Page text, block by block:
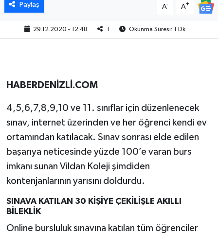
Paylaş A- A+
29.12.2020 - 12:48 Okunma Süresi: 1 Dk
HABERDENİZLİ.COM
4,5,6,7,8,9,10 ve 11. sınıflar için düzenlenecek
sınav, internet üzerinden ve her öğrenci kendi ev
ortamından katılacak. Sınav sonrası elde edilen
başarıya neticesinde yüzde 100’e varan burs
imkanı sunan Vildan Koleji şimdiden
kontenjanlarının yarısını doldurdu.
SINAVA KATILAN 30 KİŞİYE ÇEKİLİŞLE AKILLI
BİLEKLİK
Online bursluluk sınavına katılan tüm öğrenciler